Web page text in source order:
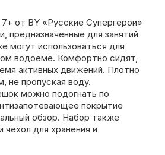
от BY «Русские Супергерои»
предназначенные для занятий
могут использоваться для
водоеме. Комфортно сидят,
активных движений. Плотно
не пропуская воду.
можно подогнать по
покрытие
обзор. Набор также
для хранения и